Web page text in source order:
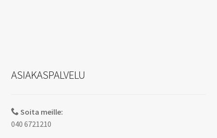
ASIAKASPALVELU
Soita meille:
040 6721210